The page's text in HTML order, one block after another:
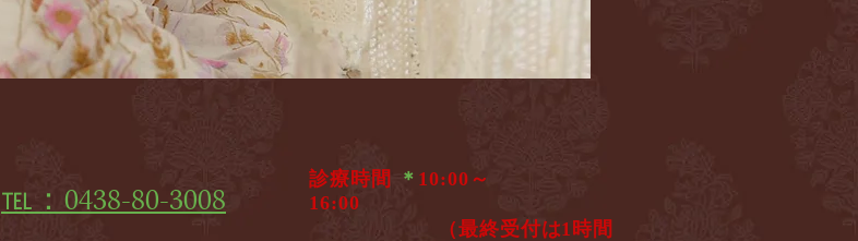
℡：0438-80-3008
診療時間 ＊ 10:00～
16:00
​ （最終受付は1時間